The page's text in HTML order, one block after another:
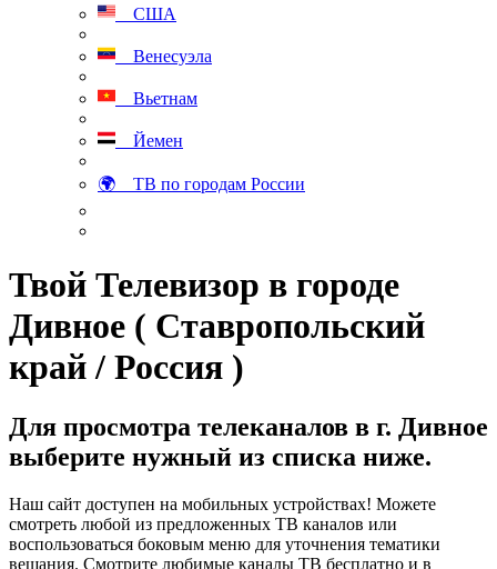
США
Венесуэла
Вьетнам
Йемен
🌍 ТВ по городам России
Твой Телевизор в городе
Дивное ( Ставропольский
край / Россия )
Для просмотра телеканалов в г. Дивное
выберите нужный из списка ниже.
Наш сайт доступен на мобильных устройствах! Можете
смотреть любой из предложенных ТВ каналов или
воспользоваться боковым меню для уточнения тематики
вещания. Смотрите любимые каналы ТВ бесплатно и в